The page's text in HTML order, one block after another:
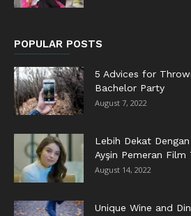
POPULAR POSTS
5 Advices for
Bachelor Party
August 7, 2022
Lebih Dekat
Ayşin Pemeran Film
August 14, 2022
Unique Wine and